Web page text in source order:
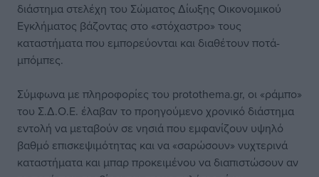
διάστημα στελέχη του Σώματος Δίωξης Οικονομικού
Εγκλήματος βάζοντας στο «στόχαστρο» τους
καταστήματα που εμπορεύονται και διαθέτουν ποτά-
μπόμπες.
Σύμφωνα με πληροφορίες του protothema.gr, οι «ράμπο»
του Σ.Δ.Ο.Ε. έλαβαν το προηγούμενο χρονικό διάστημα
εντολή να μεταβούν σε νησιά που εμφανίζουν υψηλό
βαθμό επισκεψιμότητας και να «σαρώσουν» νυχτερινά
καταστήματα και μπαρ προκειμένου να διαπιστώσουν αν